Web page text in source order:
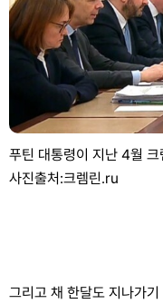
푸틴 대통령이 지난 4월
사진출처:크렘린.ru
그리고 채 한달도 지나가